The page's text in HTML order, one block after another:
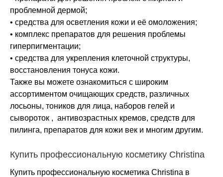
проблемной дермой;
• средства для осветления кожи и её омоложения;
• комплекс препаратов для решения проблемы
гиперпигментации;
• средства для укрепления клеточной структуры,
восстановления тонуса кожи.
Также вы можете ознакомиться с широким
ассортиментом очищающих средств, различных
лосьоны, тоников для лица, наборов гелей и
сывороток , антивозрастных кремов, средств для
пилинга, препаратов для кожи век и многим другим.
Купить профессиональную косметику Christina
Купить профессиональную косметика Christina в